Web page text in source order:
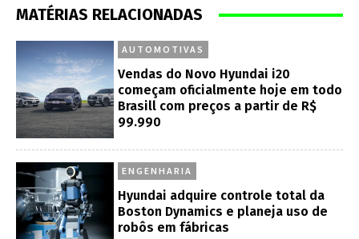
MATÉRIAS RELACIONADAS
AUTOMOTIVAS
Vendas do Novo Hyundai i20
começam oficialmente hoje em todo
Brasill com preços a partir de R$
99.990
ENGENHARIA
Hyundai adquire controle total da
Boston Dynamics e planeja uso de
robôs em fábricas